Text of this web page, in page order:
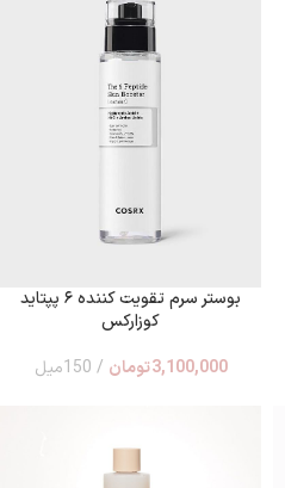
بوستر سرم تقویت کننده ۶ پپتاید
کوزارکس
3,100,000تومان 150میل